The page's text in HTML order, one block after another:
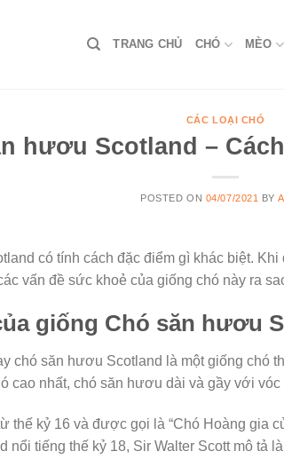
TRANG CHỦ CHÓ MÈO
CÁC LOẠI CHÓ
hươu Scotland –
POSTED ON 04/07/2021 BY
có tính cách đặc điểm gì khác biệt.
vấn đề sức khoẻ của giống chó này ra
giống Chó săn hươu
chó săn hươu Scotland là một giống chó
cao nhất, chó săn hươu dài và gầy với vóc
thế kỷ 16 và được gọi là “Chó Hoàng gia
nổi tiếng thế kỷ 18, Sir Walter Scott mô tả